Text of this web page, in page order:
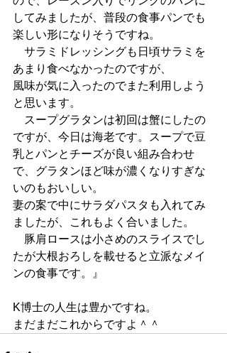
してみましたが、普段の食事パンでも
楽しい形になりそうですね。
サラミドレッシングも日頃サラミを
あまり食べなかったのですが、
風味が気に入ったのでまた利用しよう
と思います。
スープグラタンは初回は蟹にしたの
ですが、今日は海老です。スープで豆
乳とパンとチーズが良い組み合わせ
で、グラタンほど味が濃くなりすぎな
いのもおいしい。
妻の案で中にサラダパスタも入れてみ
ましたが、これもよく合いました。
豚肩ロースは小さめのスライスでし
たが大根おろしを載せると立派なメイ
ンの食事です。』
K博士の人生は豊かですね。
まだまだこれからですよ＾＾